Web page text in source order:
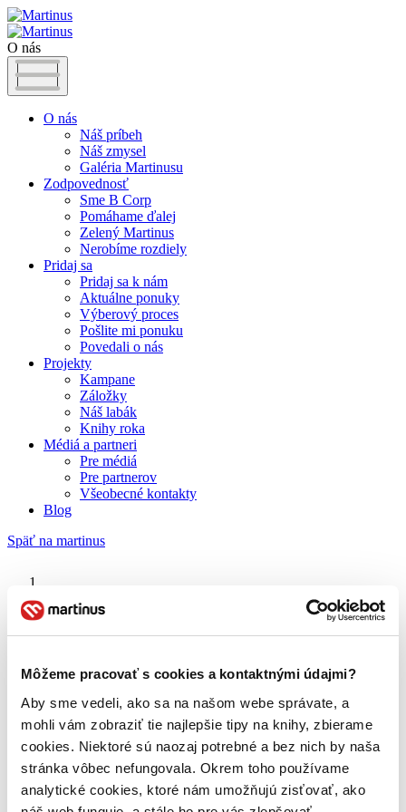
Môžeme pracovať s cookies a kontaktnými údajmi?
Aby sme vedeli, ako sa na našom webe správate, a
mohli vám zobraziť tie najlepšie tipy na knihy, zbierame
cookies. Niektoré sú naozaj potrebné a bez nich by naša
stránka vôbec nefungovala. Okrem toho používame
analytické cookies, ktoré nám umožňujú zisťovať, ako
O nás
O nás
Náš príbeh
Náš zmysel
Galéria Martinusu
Zodpovednosť
Sme B Corp
Pomáhame ďalej
Zelený Martinus
Nerobíme rozdiely
Pridaj sa
Pridaj sa k nám
Aktuálne ponuky
Výberový proces
Pošlite mi ponuku
Povedali o nás
Projekty
Kampane
Záložky
Náš labák
Knihy roka
Médiá a partneri
Pre médiá
Pre partnerov
Všeobecné kontakty
Blog
Späť na martinus
Autorské práva
O nás
Náš príbeh
Galéria Martinusu
Zodpovednosť
Sme B Corp